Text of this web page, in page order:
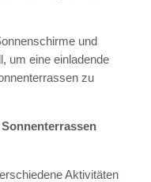
und
um eine einladende
zu
Aktivitäten